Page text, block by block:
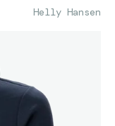
Helly Hansen